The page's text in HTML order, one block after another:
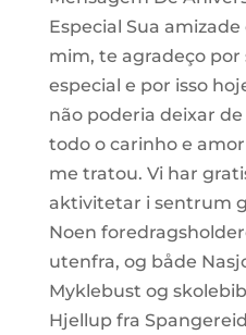
Especial Sua
mim, te agradeço
especial e por isso
não poderia deixar
todo o carinho e
me tratou. Vi har
aktivitetar i sentrum
Noen
utenfra, og både
Myklebust og
Hjellup fra